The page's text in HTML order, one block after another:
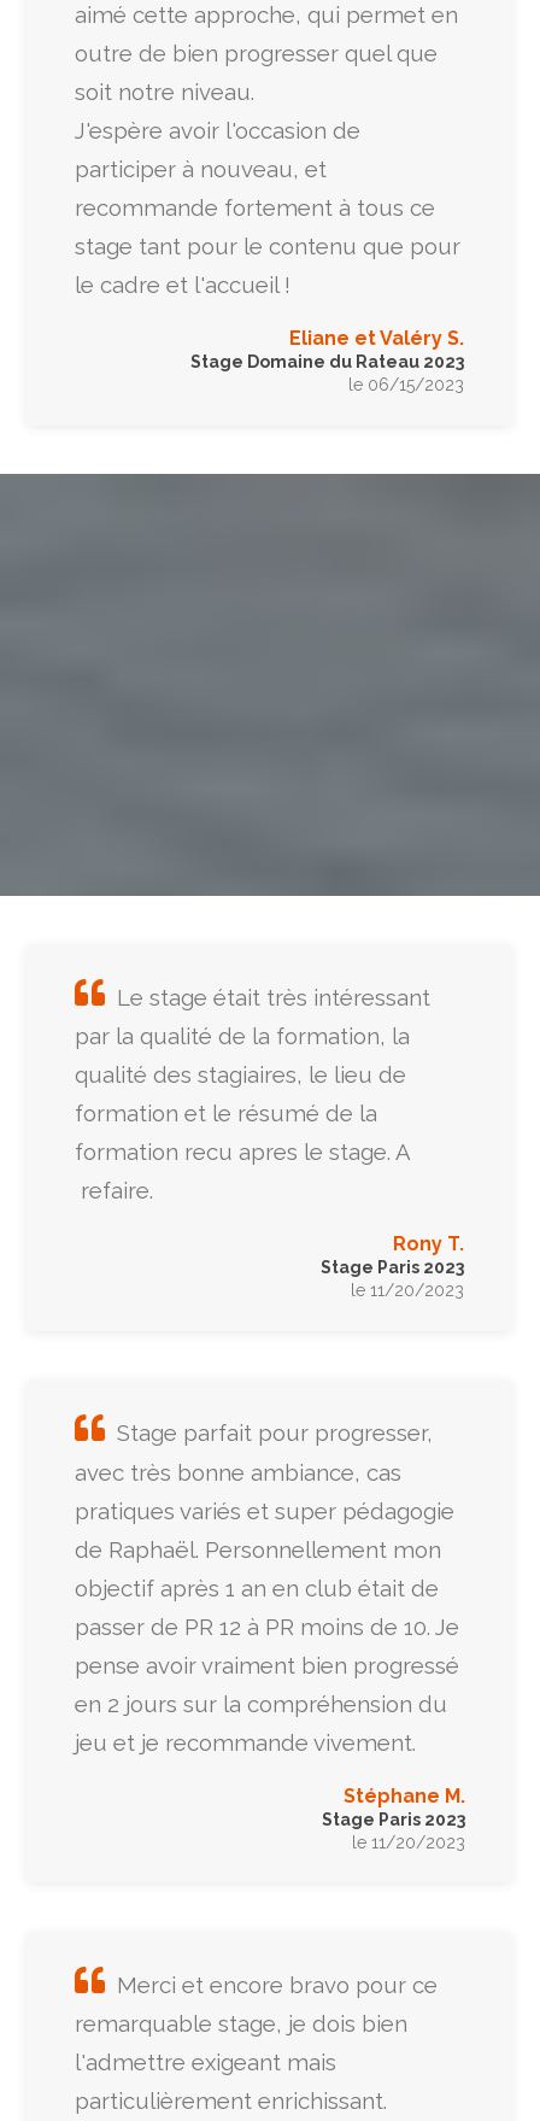
aimé cette approche, qui permet en
outre de bien progresser quel que
soit notre niveau.
J'espère avoir l'occasion de
participer à nouveau, et
recommande fortement à tous ce
stage tant pour le contenu que pour
le cadre et l'accueil !
Eliane et Valéry S.
Stage Domaine du Rateau 2023
le 06/15/2023
Le stage était très intéressant
par la qualité de la formation, la
qualité des stagiaires, le lieu de
formation et le résumé de la
formation recu apres le stage. A
refaire.
Rony T.
Stage Paris 2023
le 11/20/2023
Stage parfait pour progresser,
avec très bonne ambiance, cas
pratiques variés et super pédagogie
de Raphaël. Personnellement mon
objectif après 1 an en club était de
passer de PR 12 à PR moins de 10. Je
pense avoir vraiment bien progressé
en 2 jours sur la compréhension du
jeu et je recommande vivement.
Stéphane M.
Stage Paris 2023
le 11/20/2023
Merci et encore bravo pour ce
remarquable stage, je dois bien
l'admettre exigeant mais
particulièrement enrichissant.